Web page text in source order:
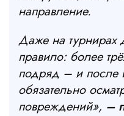
направление.
Даже на турнирах
правило: более
подряд – и после
обязательно
повреждений», –